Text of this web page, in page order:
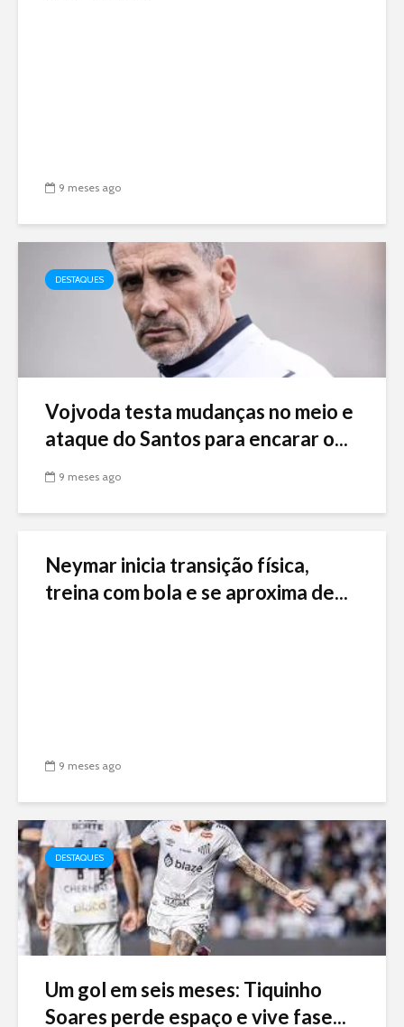
9 meses ago
DESTAQUES
Vojvoda testa mudanças no meio e
ataque do Santos para encarar o...
9 meses ago
Neymar inicia transição física,
treina com bola e se aproxima de...
9 meses ago
DESTAQUES
Um gol em seis meses: Tiquinho
Soares perde espaço e vive fase...